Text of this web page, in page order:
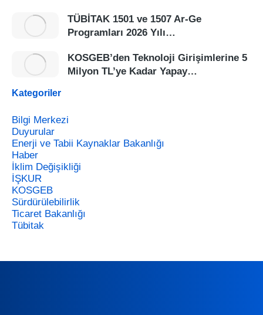
TÜBİTAK 1501 ve 1507 Ar-Ge
Programları 2026 Yılı…
KOSGEB’den Teknoloji Girişimlerine 5
Milyon TL’ye Kadar Yapay…
Kategoriler
Bilgi Merkezi
Duyurular
Enerji ve Tabii Kaynaklar Bakanlığı
Haber
İklim Değişikliği
İŞKUR
KOSGEB
Sürdürülebilirlik
Ticaret Bakanlığı
Tübitak